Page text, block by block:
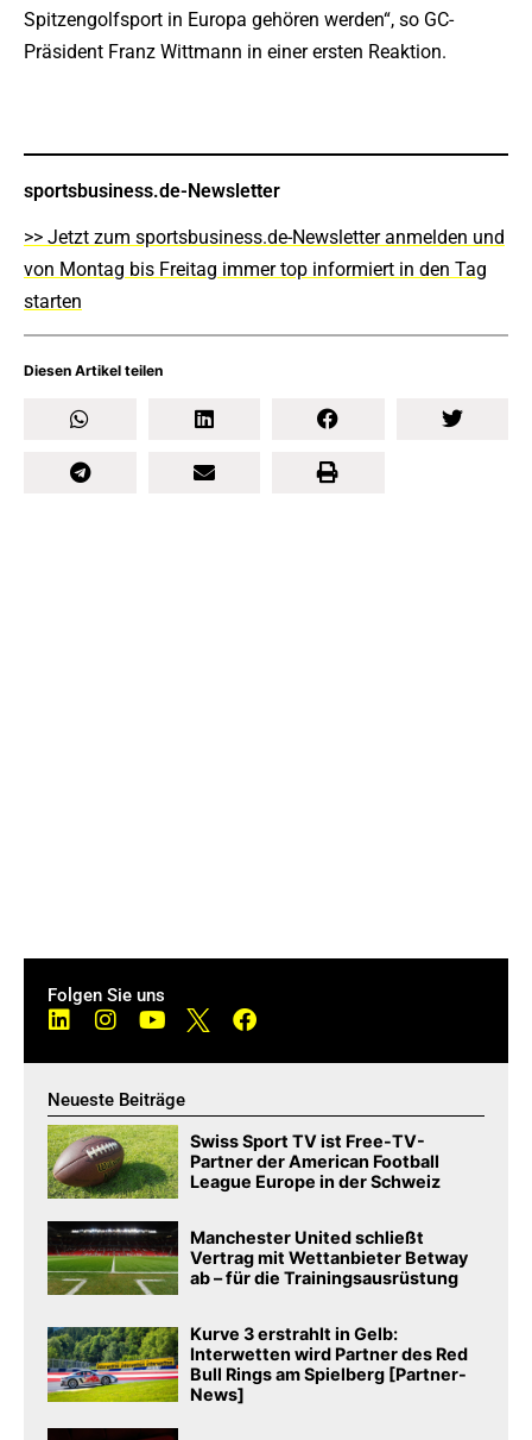
Diesen Artikel teilen
Spitzengolfsport in Europa gehören werden“, so GC-
Präsident Franz Wittmann in einer ersten Reaktion.
sportsbusiness.de-Newsletter
>> Jetzt zum sportsbusiness.de-Newsletter anmelden und
von Montag bis Freitag immer top informiert in den Tag
starten
Folgen Sie uns
Neueste Beiträge
Swiss Sport TV ist Free-TV-
Partner der American Football
League Europe in der Schweiz
Manchester United schließt
Vertrag mit Wettanbieter Betway
ab – für die Trainingsausrüstung
Kurve 3 erstrahlt in Gelb:
Interwetten wird Partner des Red
Bull Rings am Spielberg [Partner-
News]